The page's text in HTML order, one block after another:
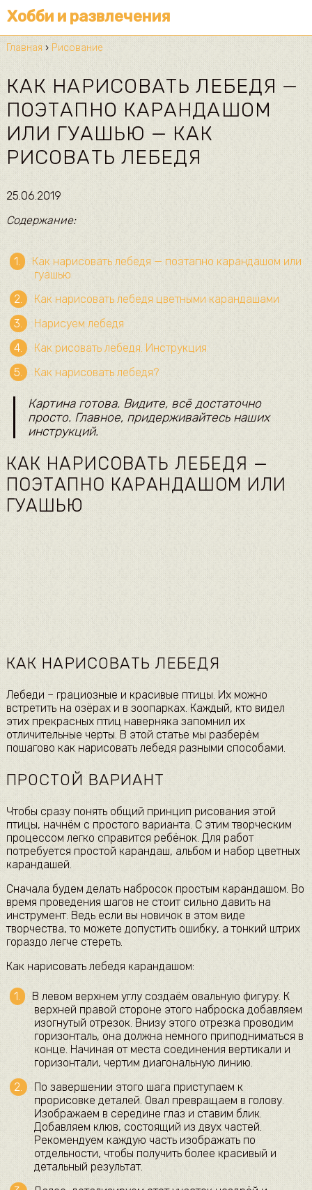
Хобби и развлечения
Главная › Рисование
КАК НАРИСОВАТЬ ЛЕБЕДЯ —
ПОЭТАПНО КАРАНДАШОМ
ИЛИ ГУАШЬЮ — КАК
РИСОВАТЬ ЛЕБЕДЯ
25.06.2019
Содержание:
Как нарисовать лебедя — поэтапно карандашом или
гуашью
Как нарисовать лебедя цветными карандашами
Нарисуем лебедя
Как рисовать лебедя. Инструкция
Как нарисовать лебедя?
Картина готова. Видите, всё достаточно
просто. Главное, придерживайтесь наших
инструкций.
КАК НАРИСОВАТЬ ЛЕБЕДЯ —
ПОЭТАПНО КАРАНДАШОМ ИЛИ
ГУАШЬЮ
КАК НАРИСОВАТЬ ЛЕБЕДЯ
Лебеди – грациозные и красивые птицы. Их можно
встретить на озёрах и в зоопарках. Каждый, кто видел
этих прекрасных птиц наверняка запомнил их
отличительные черты. В этой статье мы разберём
пошагово как нарисовать лебедя разными способами.
ПРОСТОЙ ВАРИАНТ
Чтобы сразу понять общий принцип рисования этой
птицы, начнём с простого варианта. С этим творческим
процессом легко справится ребёнок. Для работ
потребуется простой карандаш, альбом и набор цветных
карандашей.
Сначала будем делать набросок простым карандашом. Во
время проведения шагов не стоит сильно давить на
инструмент. Ведь если вы новичок в этом виде
творчества, то можете допустить ошибку, а тонкий штрих
гораздо легче стереть.
Как нарисовать лебедя карандашом:
В левом верхнем углу создаём овальную фигуру. К
верхней правой стороне этого наброска добавляем
изогнутый отрезок. Внизу этого отрезка проводим
горизонталь, она должна немного приподниматься в
конце. Начиная от места соединения вертикали и
горизонтали, чертим диагональную линию.
По завершении этого шага приступаем к
прорисовке деталей. Овал превращаем в голову.
Изображаем в середине глаз и ставим блик.
Добавляем клюв, состоящий из двух частей.
Рекомендуем каждую часть изображать по
отдельности, чтобы получить более красивый и
детальный результат.